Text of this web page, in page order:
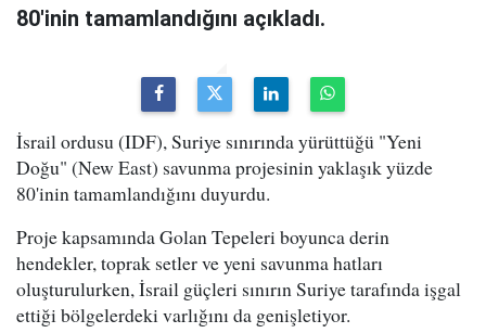
80'inin tamamlandığını açıkladı.
İsrail ordusu (IDF), Suriye sınırında yürüttüğü "Yeni
Doğu" (New East) savunma projesinin yaklaşık yüzde
80'inin tamamlandığını duyurdu.
Proje kapsamında Golan Tepeleri boyunca derin
hendekler, toprak setler ve yeni savunma hatları
oluşturulurken, İsrail güçleri sınırın Suriye tarafında işgal
ettiği bölgelerdeki varlığını da genişletiyor.